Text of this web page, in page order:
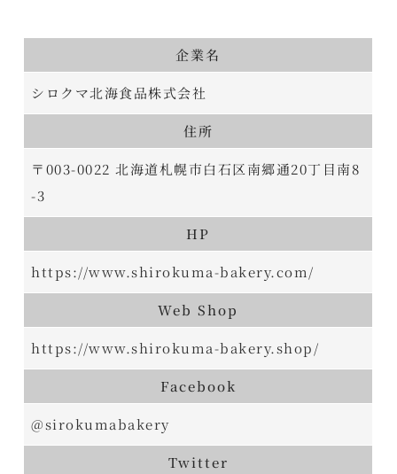
企業名
シロクマ北海食品株式会社
住所
〒003-0022 北海道札幌市白石区南郷通20丁目南8
-3
HP
https://www.shirokuma-bakery.com/
Web Shop
https://www.shirokuma-bakery.shop/
Facebook
@sirokumabakery
Twitter